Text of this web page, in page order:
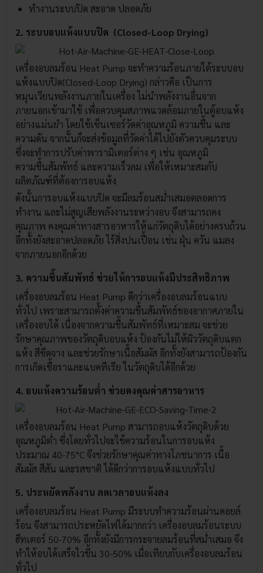
ทำงานระบบปิด สะอาด ปลอดภัย
2. ระบบอบแห้งแบบปิด (Closed-Loop Drying)
เครื่องอบลมร้อน Heat Pump จะทำความร้อนภายใต้ระบบอบ
แห้งแบบปิด(Closed-Loop Drying) กล่าวคือ เป็นการ
หมุนเวียนพลังงานภายในเครื่อง ไม่นำพลังงานอื่นจาก
ภายนอกเข้ามาใช้ เพื่อควบคุมสภาพแวดล้อมภายในตู้อบแห้ง
อย่างแม่นยำ โดยใช้เซ็นเซอร์วัดค่าอุณหภูมิ ความชื้น และ
ความดัน จากนั้นก็จะส่งข้อมูลที่วัดค่าได้ไปยังตัวควบคุมระบบ
ซึ่งจะทำการปรับค่าพารามิเตอร์ต่าง ๆ เช่น อุณหภูมิ
ความชื้นสัมพัทธ์ และความเร็วลม เพื่อให้เหมาะสมกับ
ผลิตภัณฑ์ที่ต้องการอบแห้ง
ดังนั้นการอบแห้งแบบปิด จะมีลมร้อนสม่ำเสมอตลอดการ
ทำงาน และไม่สูญเสียพลังงานระหว่างอบ จึงสามารถคง
คุณภาพ คงคุณค่าทางสารอาหารให้แก่วัตถุดิบได้อย่างครบถ้วน
อีกทั้งยังสะอาดปลอดภัย ไร้สิ่งปนเปื้อน เช่น ฝุ่น ควัน แมลง
จากภายนอกอีกด้วย
3. ความชื้นสัมพัทธ์ ช่วยให้การอบแห้งมีประสิทธิภาพ
เครื่องอบลมร้อน Heat Pump ดีกว่าเครื่องอบลมร้อนแบบ
ทั่วไป เพราะสามารถตั้งค่าความชื้นสัมพัทธ์ของอากาศภายใน
เครื่องอบได้ เนื่องจากความชื้นสัมพัทธ์ที่เหมาะสม จะช่วย
รักษาคุณภาพของวัตถุดิบอบแห้ง ป้องกันไม่ให้ผิววัตถุดิบแตก
แห้ง สีซีดจาง และช่วยรักษาเนื้อสัมผัส อีกทั้งยังสามารถป้องกัน
การเกิดเชื้อราและแบคทีเรีย ในวัตถุดิบได้อีกด้วย
4. อบแห้งความร้อนต่ำ ช่วยคงคุณค่าสารอาหาร
เครื่องอบลมร้อน Heat Pump สามารถอบแห้งวัตถุดิบด้วย
อุณหภูมิต่ำ ซึ่งโดยทั่วไปจะใช้ความร้อนในการอบแห้ง
ประมาณ 40-75°C จึงช่วยรักษาคุณค่าทางโภชนาการ เนื้อ
สัมผัส สีสัน และรสชาติ ได้ดีกว่าการอบแห้งแบบทั่วไป
5. ประหยัดพลังงาน ลดเวลาอบแห้งลง
เครื่องอบลมร้อน Heat Pump มีระบบทำความร้อนผ่านคอยล์
ร้อน จึงสามารถประหยัดไฟได้มากกว่า เครื่องอบลมร้อนระบบ
ฮีทเตอร์ 50-70% อีกทั้งยังมีการกระจายลมร้อนที่สม่ำเสมอ จึง
ทำให้อบได้เสร็จไวขึ้น 30-50% เมื่อเทียบกับเครื่องอบลมร้อน
ทั่วไป